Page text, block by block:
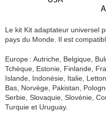
Le kit Kit adaptateur universel
pays du Monde. Il est
Europe : Autriche, Belgique,
Tchèque, Estonie, Finlande,
Islande, Indonésie, Italie,
Bas, Norvège, Pakistan,
Serbie, Slovaquie, Slovénie,
Turquie et Uruguay.